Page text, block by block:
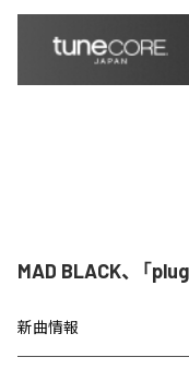
MAD BLACK、「
新曲情報